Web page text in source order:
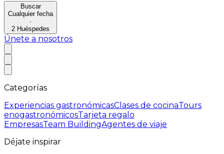
Buscar
Cualquier fecha
·
2 Huéspedes
Únete a nosotros
Categorías
Experiencias gastronómicasClases de cocinaTours
enogastronómicosTarjeta regalo
EmpresasTeam BuildingAgentes de viaje
Déjate inspirar